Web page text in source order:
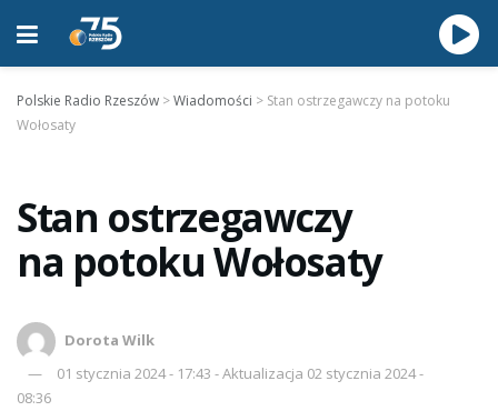
Polskie Radio Rzeszów >Wiadomości > Stan ostrzegawczy na potoku
Wołosaty
Stan ostrzegawczy
na potoku Wołosaty
Dorota Wilk
01 stycznia 2024 - 17:43 - Aktualizacja 02 stycznia 2024 -
08:36